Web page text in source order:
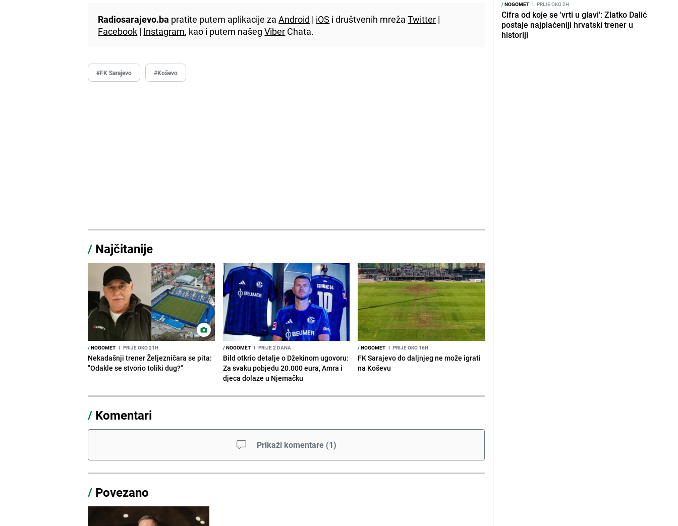
Radiosarajevo.ba pratite putem aplikacije zaAndroid | iOS i društvenih mrežaTwitter |
Facebook | Instagram, kao i putem našegViber Chata.
#FK Sarajevo #Koševo
/ Najčitanije
/NOGOMET I PRIJE OKO 21H
Nekadašnji trener Željezničara se pita:
"Odakle se stvorio toliki dug?"
/NOGOMET I PRIJE 2 DANA
Bild otkrio detalje o Džekinom ugovoru:
Za svaku pobjedu 20.000 eura, Amra i
djeca dolaze u Njemačku
/NOGOMET I PRIJE OKO 16H
FK Sarajevo do daljnjeg ne može igrati
na Koševu
/ Komentari
Prikaži komentare (1)
/ Povezano
/NOGOMET I PRIJE OKO 2H
Cifra od koje se 'vrti u glavi': Zlatko Dalić
postaje najplaćeniji hrvatski trener u
historiji